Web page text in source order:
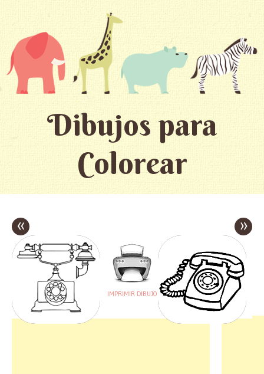
Dibujos para
Colorear
«
IMPRIMIR DIBUJO
»